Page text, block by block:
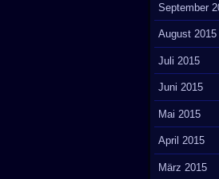
September
August 2015
Juli 2015
Juni 2015
Mai 2015
April 2015
März 2015